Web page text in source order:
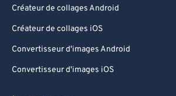
Créateur de collages Android
Créateur de collages iOS
Convertisseur d'images Android
Convertisseur d'images iOS